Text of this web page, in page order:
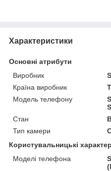
Характеристики
Основні атрибути
Виробник
Країна виробник
Модель телефону
Стан
Тип камери
Користувальницькі
Моделі телефона